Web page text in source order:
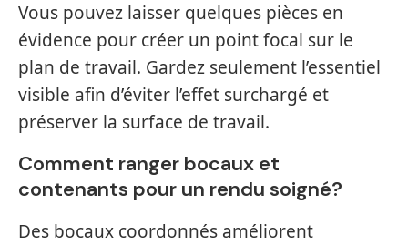
Vous pouvez laisser quelques pièces en
évidence pour créer un point focal sur le
plan de travail. Gardez seulement l’essentiel
visible afin d’éviter l’effet surchargé et
préserver la surface de travail.
Comment ranger bocaux et
contenants pour un rendu soigné?
Des bocaux coordonnés améliorent